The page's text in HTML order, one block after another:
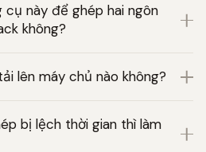
này để ghép hai ngôn
không?
lên máy chủ nào không?
bị lệch thời gian thì làm